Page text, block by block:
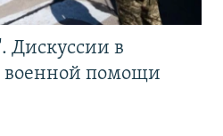
Дискуссии в
военной помощи